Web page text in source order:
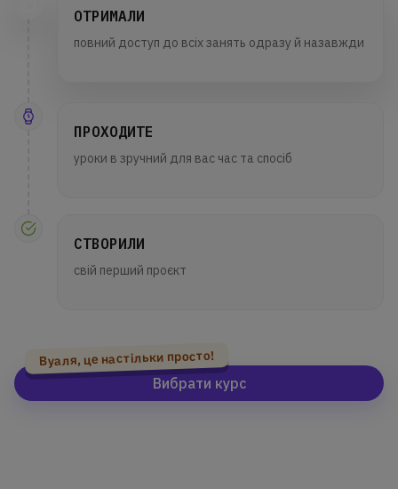
ОТРИМАЛИ
повний доступ до всіх занять одразу й назавжди
ПРОХОДИТЕ
уроки в зручний для вас час та спосіб
СТВОРИЛИ
свій перший проєкт
Вуаля, це настільки просто!
Вибрати курс